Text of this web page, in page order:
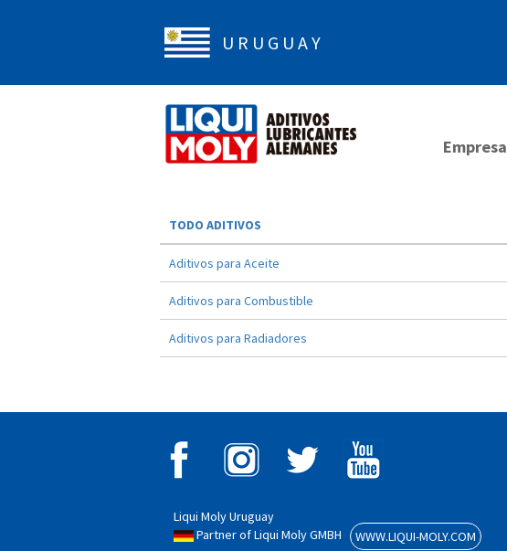
U R U G U A Y
Empresa
TODO ADITIVOS
Aditivos para Aceite
Aditivos para Combustible
Aditivos para Radiadores
Liqui Moly Uruguay
Partner of Liqui Moly GMBH
WWW.LIQUI-MOLY.COM